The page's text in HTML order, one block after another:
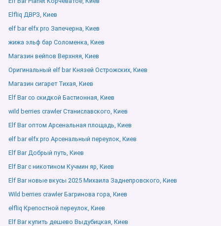
Elfliq ДВРЗ, Киев
elf bar elfx pro Запечерна, Киев
жижа эльф бар Соломенка, Киев
Магазин вейпов Верхняя, Киев
Оригинальный elf bar Князей Острожских, Киев
Магазин сигарет Тихая, Киев
Elf Bar со скидкой Бастионная, Киев
wild berries crawler Станиславского, Киев
Elf Bar оптом Арсенальная площадь, Киев
elf bar elfx pro Арсенальный переулок, Киев
Elf Bar Добрый путь, Киев
Elf Bar с никотином Кучмин яр, Киев
Elf Bar новые вкусы 2025 Михаила Заднепровского, Киев
Wild berries crawler Багринова гора, Киев
elfliq Крепостной переулок, Киев
Elf Bar купить дешево Выдубицкая, Киев